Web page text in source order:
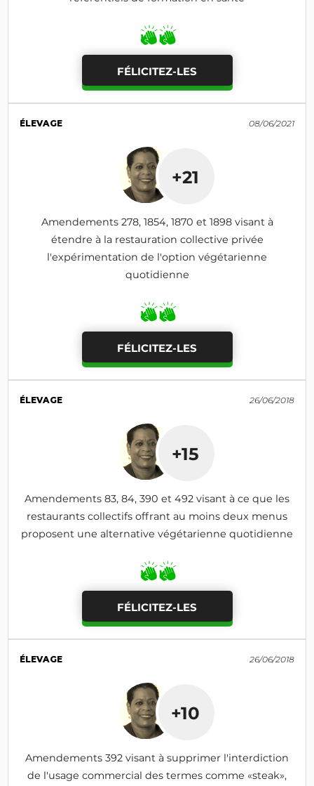
FÉLICITEZ-LES
ÉLEVAGE 08/06/2021
+21
Amendements 278, 1854, 1870 et 1898 visant à
étendre à la restauration collective privée
l'expérimentation de l'option végétarienne
quotidienne
FÉLICITEZ-LES
ÉLEVAGE 26/06/2018
+15
Amendements 83, 84, 390 et 492 visant à ce que les
restaurants collectifs offrant au moins deux menus
proposent une alternative végétarienne quotidienne
FÉLICITEZ-LES
ÉLEVAGE 26/06/2018
+10
Amendements 392 visant à supprimer l'interdiction
de l'usage commercial des termes comme «steak»,